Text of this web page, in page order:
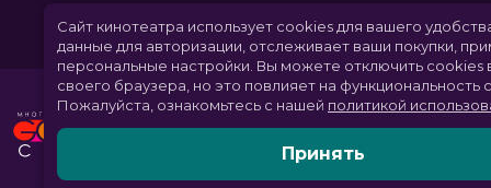
Сайт кинотеатра использует cookies для вашего
данные для авторизации, отслеживает ваши покупки,
персональные настройки. Вы можете отключить cookies
своего браузера, но это повлияет на функциональность
Пожалуйста, ознакомьтесь с нашей политикой
Принять